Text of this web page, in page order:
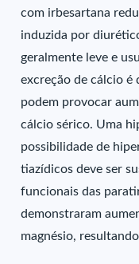
com irbesartana
induzida por
geralmente leve e
excreção de cálcio é
podem provocar
cálcio sérico. Uma
possibilidade de
tiazídicos deve ser
funcionais das
demonstraram
magnésio,